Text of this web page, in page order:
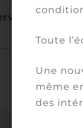
de
Toute
Une
même
des